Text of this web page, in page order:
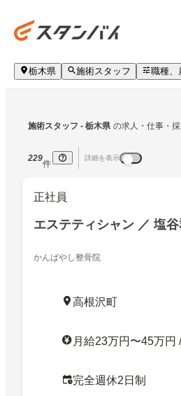
栃木県 施術スタッフ 職種、
施術スタッフ - 栃木県 の求人・仕事・採
229
件
詳細を表示
正社員
エステティシャン ／ 塩
かんばやし整骨院
高根沢町
月給23万円〜45万円
完全週休2日制